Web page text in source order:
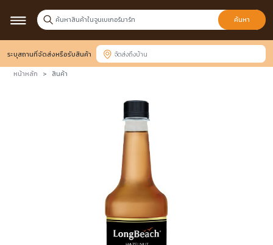
ค้นหา
ระบุสถานที่จัดส่งหรือรับสินค้า
หน้าหลัก สินค้า